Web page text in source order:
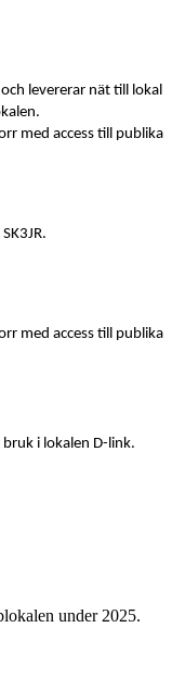
levererar nät till lokal
med access till publika
med access till publika
i lokalen D-link.
under 2025.